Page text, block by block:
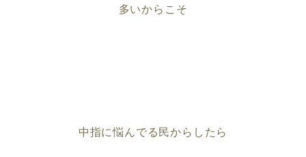
多いからこそ
中指に悩んでる民からしたら